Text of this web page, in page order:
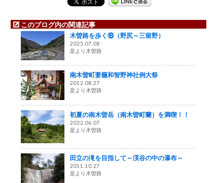
このブログ内の関連記事
木曽路を歩く⑱（野尻～三留野）
2025.07.08
是より木曽路
南木曽町妻籠和智野神社例大祭
2012.08.27
是より木曽路
初夏の南木曽岳（南木曽町蘭）を満喫！！
2022.06.07
是より木曽路
田立の滝を目指して～渓谷の中の瀑布～
2011.10.27
是より木曽路